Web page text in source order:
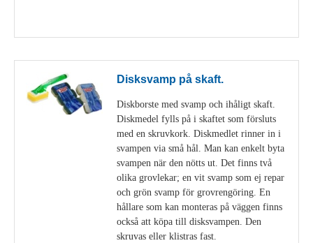
Disksvamp på skaft.
Diskborste med svamp och ihåligt skaft.
Diskmedel fylls på i skaftet som försluts
med en skruvkork. Diskmedlet rinner in i
svampen via små hål. Man kan enkelt byta
svampen när den nötts ut. Det finns två
olika grovlekar; en vit svamp som ej repar
och grön svamp för grovrengöring. En
hållare som kan monteras på väggen finns
också att köpa till disksvampen. Den
skruvas eller klistras fast.